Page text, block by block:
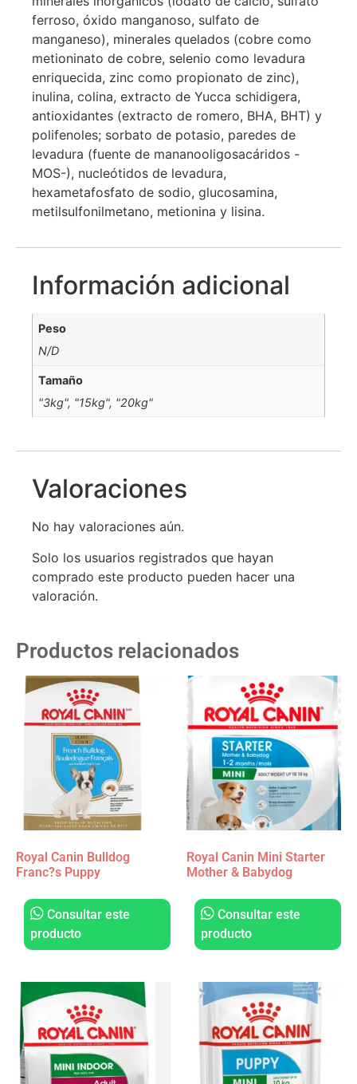
ferroso, óxido manganoso, sulfato de
manganeso), minerales quelados (cobre como
metioninato de cobre, selenio como levadura
enriquecida, zinc como propionato de zinc),
inulina, colina, extracto de Yucca schidigera,
antioxidantes (extracto de romero, BHA, BHT) y
polifenoles; sorbato de potasio, paredes de
levadura (fuente de mananooligosacáridos -
MOS-), nucleótidos de levadura,
hexametafosfato de sodio, glucosamina,
metilsulfonilmetano, metionina y lisina.
Información adicional
Peso
N/D
Tamaño
"3kg", "15kg", "20kg"
Valoraciones
No hay valoraciones aún.
Solo los usuarios registrados que hayan
comprado este producto pueden hacer una
valoración.
Productos relacionados
Royal Canin Bulldog
Franc?s Puppy
Consultar este
producto
Royal Canin Mini Starter
Mother & Babydog
Consultar este
producto